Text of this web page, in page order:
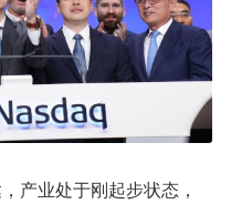
产业处于刚起步状态，